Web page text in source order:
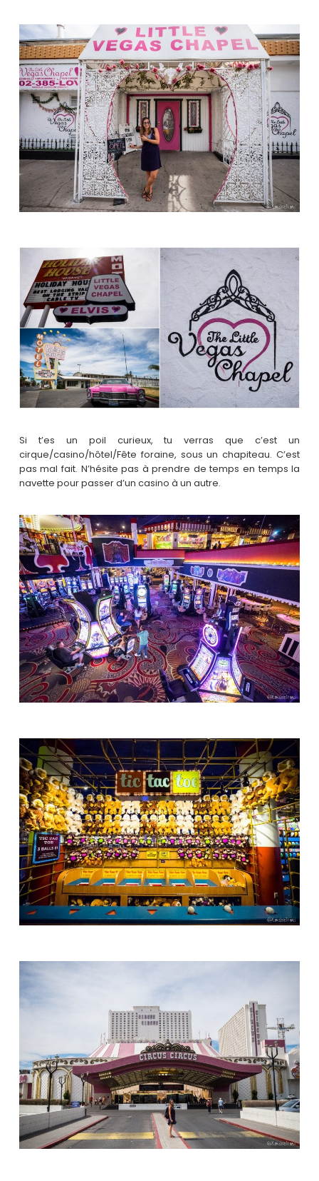
Si t’es un poil curieux, tu verras que c’est un
cirque/casino/hôtel/Fête foraine, sous un chapiteau. C’est
pas mal fait. N’hésite pas à prendre de temps en temps la
navette pour passer d’un casino à un autre.